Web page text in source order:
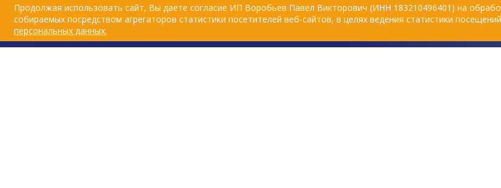
Продолжая использовать сайт, Вы даете согласие ИП Воробьев Павел Викторович (ИНН 183210496401) на
собираемых посредством агрегаторов статистики посетителей веб-сайтов, в целях ведения статистики
персональных данных.